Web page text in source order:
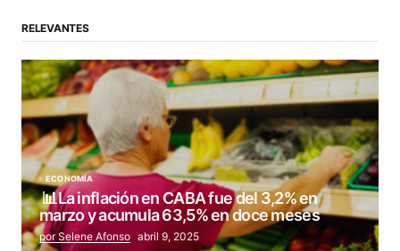
RELEVANTES
ECONOMÍA
📊La inflación en CABA fue del 3,2% en
marzo y acumula 63,5% en doce meses
por Selene Afonso abril 9, 2025